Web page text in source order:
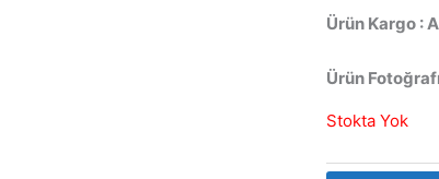
Ürün Kargo :
Ürün
Stokta Yok